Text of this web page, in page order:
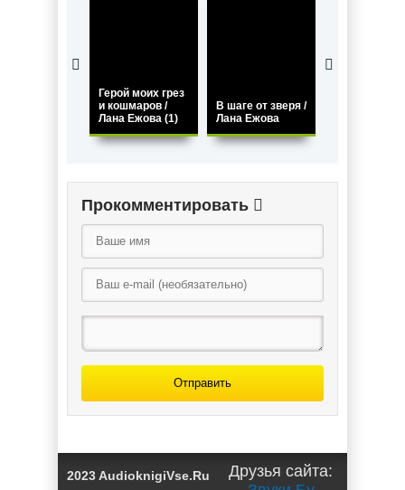
Герой моих грез
и кошмаров /
Лана Ежова (1)
В шаге от зверя /
Лана Ежова
Прокомментировать
Отправить
2023 AudioknigiVse.Ru
Друзья сайта: